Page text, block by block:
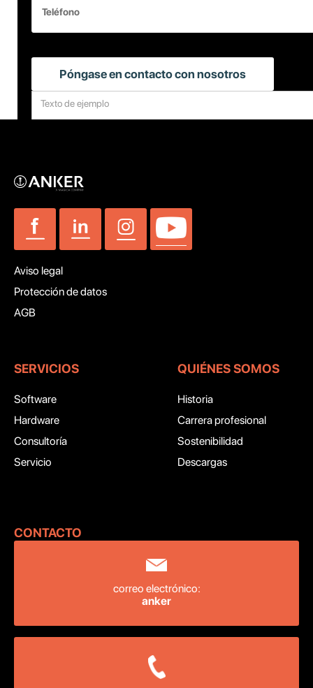
Aviso legal
Protección de datos
AGB
SERVICIOS
Software
Hardware
Consultoría
Servicio
QUIÉNES SOMOS
Historia
Carrera profesional
Sostenibilidad
Descargas
CONTACTO ‍
correo electrónico:
anker